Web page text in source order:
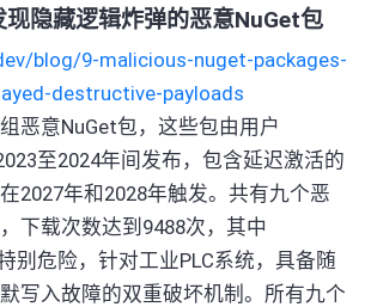
隐藏逻辑炸弹的恶意NuGet包
blog/9-malicious-nuget-packages-
destructive-payloads
恶意NuGet包，这些包由用户
至2024年间发布，包含延迟激活的
2027年和2028年触发。共有九个恶
下载次数达到9488次，其中
别危险，针对工业PLC系统，具备随
写入故障的双重破坏机制。所有九个